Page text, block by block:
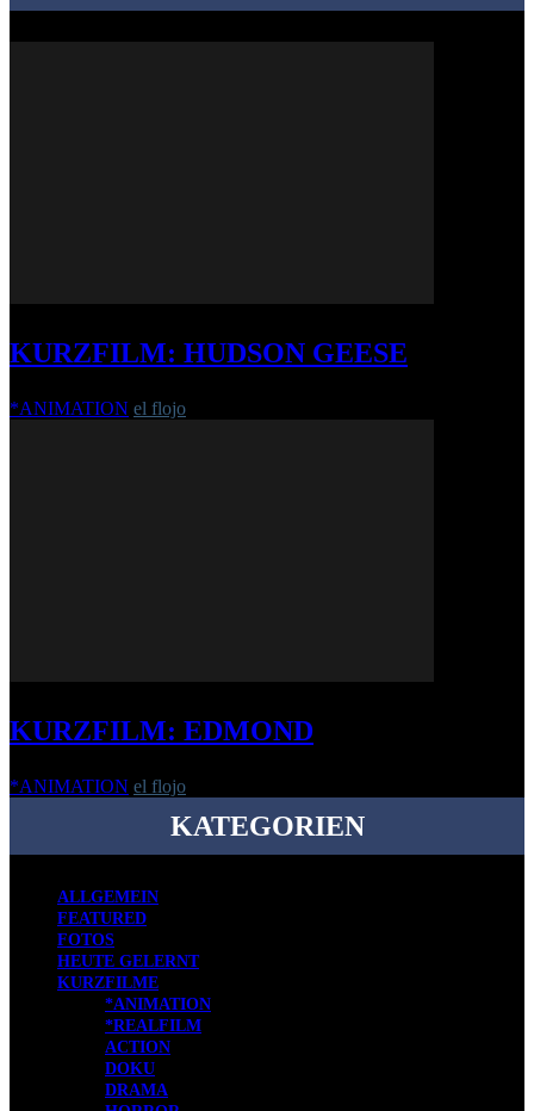
KURZFILM: HUDSON GEESE
*ANIMATION el flojo
KURZFILM: EDMOND
*ANIMATION el flojo
KATEGORIEN
ALLGEMEIN
FEATURED
FOTOS
HEUTE GELERNT
KURZFILME
*ANIMATION
*REALFILM
ACTION
DOKU
DRAMA